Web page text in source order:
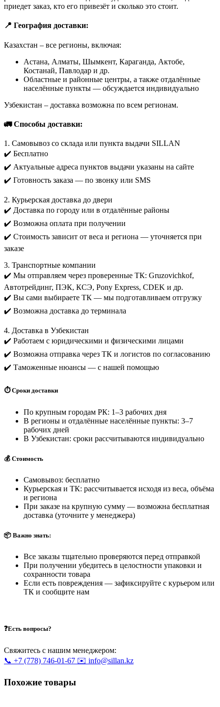
приедет заказ, кто его привезёт и сколько это стоит.
📍 География доставки:
Казахстан – все регионы, включая:
Астана, Алматы, Шымкент, Караганда, Актобе,
Костанай, Павлодар и др.
Областные и районные центры, а также отдалённые
населённые пункты — обсуждается индивидуально
Узбекистан – доставка возможна по всем регионам.
🚛 Способы доставки:
1. Самовывоз со склада или пункта выдачи SILLAN
✔️ Бесплатно
✔️ Актуальные адреса пунктов выдачи указаны на сайте
✔️ Готовность заказа — по звонку или SMS
2. Курьерская доставка до двери
✔️ Доставка по городу или в отдалённые районы
✔️ Возможна оплата при получении
✔️ Стоимость зависит от веса и региона — уточняется при
заказе
3. Транспортные компании
✔️ Мы отправляем через проверенные ТК: Gruzovichkof,
Автотрейдинг, ПЭК, КСЭ, Pony Express, CDEK и др.
✔️ Вы сами выбираете ТК — мы подготавливаем отгрузку
✔️ Возможна доставка до терминала
4. Доставка в Узбекистан
✔️ Работаем с юридическими и физическими лицами
✔️ Возможна отправка через ТК и логистов по согласованию
✔️ Таможенные нюансы — с нашей помощью
⏱️ Сроки доставки
По крупным городам РК: 1–3 рабочих дня
В регионы и отдалённые населённые пункты: 3–7
рабочих дней
В Узбекистан: сроки рассчитываются индивидуально
💰 Стоимость
Самовывоз: бесплатно
Курьерская и ТК: рассчитывается исходя из веса, объёма
и региона
При заказе на крупную сумму — возможна бесплатная
доставка (уточните у менеджера)
📦 Важно знать:
Все заказы тщательно проверяются перед отправкой
При получении убедитесь в целостности упаковки и
сохранности товара
Если есть повреждения — зафиксируйте с курьером или
ТК и сообщите нам
❓Есть вопросы?
Свяжитесь с нашим менеджером:
📞 +7 (778) 746-01-67 ✉️ info@sillan.kz
Похожие товары